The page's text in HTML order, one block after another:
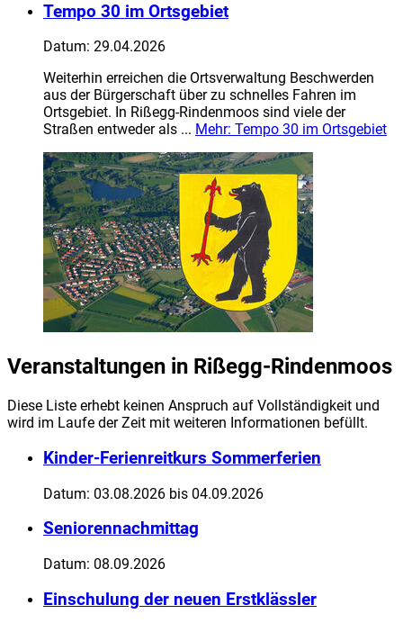
Tempo 30 im Ortsgebiet
Datum: 29.04.2026
Weiterhin erreichen die Ortsverwaltung Beschwerden
aus der Bürgerschaft über zu schnelles Fahren im
Ortsgebiet. In Rißegg-Rindenmoos sind viele der
Straßen entweder als ... Mehr: Tempo 30 im Ortsgebiet
Veranstaltungen in Rißegg-Rindenmoos
Diese Liste erhebt keinen Anspruch auf Vollständigkeit und
wird im Laufe der Zeit mit weiteren Informationen befüllt.
Kinder-Ferienreitkurs Sommerferien
Datum: 03.08.2026 bis 04.09.2026
Seniorennachmittag
Datum: 08.09.2026
Einschulung der neuen Erstklässler